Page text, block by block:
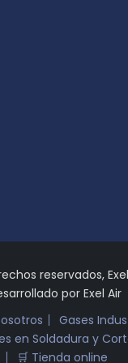
reservados,
por Exel Air
Gases
en Soldadura y
🛒 Tienda online